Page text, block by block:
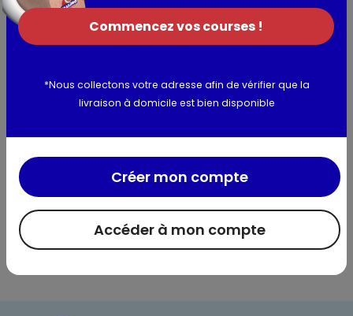
Peut contenir des traces de : Gluten, Poisson, Crustacés,
Mollusques, Céleri, Soja.
Valeurs nutritionnelles
Informations complémentaires
Commencez vos courses !
*Nous collectons votre adresse afin de vérifier que la
livraison à domicile est bien disponible
Accéder à mon compte
Créer mon compte